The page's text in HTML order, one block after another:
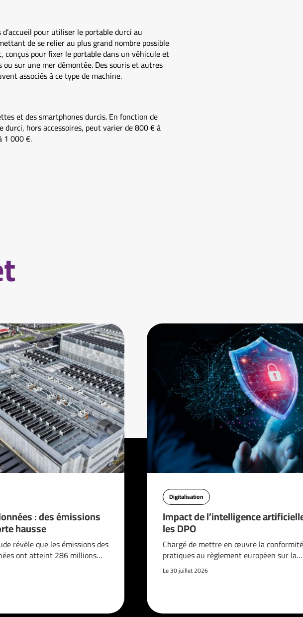
pour utiliser le portable durci au
de se relier au plus grand nombre possible
conçus pour fixer le portable dans un véhicule et
sur une mer démontée. Des souris et autres
associés à ce type de machine.
et des smartphones durcis. En fonction de
hors accessoires, peut varier de 800 € à
1 000 €.
: des émissions
hausse
révèle que les émissions des
ont atteint 286 millions…
Digitalisation
Impact de l’intelligence
les DPO
Chargé de mettre en œuvre la
pratiques au règlement européen sur la…
Le 30 juillet 2026